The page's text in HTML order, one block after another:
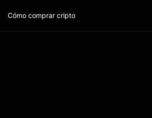
Cómo comprar cripto